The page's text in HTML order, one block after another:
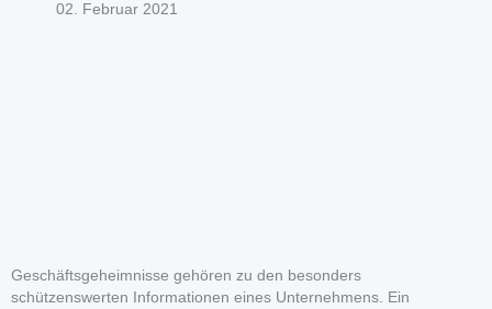
02. Februar 2021
Geschäftsgeheimnisse gehören zu den besonders
schützenswerten Informationen eines Unternehmens. Ein